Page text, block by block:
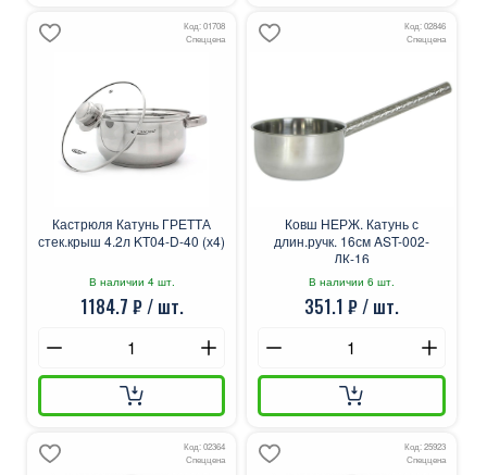
Код: 01708
Спеццена
Кастрюля Катунь ГРЕТТА
стек.крыш 4.2л KT04-D-40 (х4)
В наличии 4 шт.
1184.7 ₽ / шт.
Код: 02846
Спеццена
Ковш НЕРЖ. Катунь с
длин.ручк. 16см AST-002-
ДК-16
В наличии 6 шт.
351.1 ₽ / шт.
Код: 02364
Спеццена
Код: 25923
Спеццена